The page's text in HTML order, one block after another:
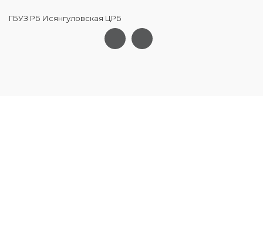
ГБУЗ РБ Исянгуловская ЦРБ